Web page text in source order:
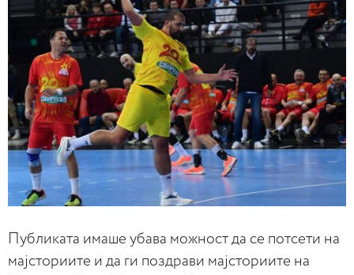
Публиката имаше убава можност да се потсети на
мајсториите и да ги поздрави мајсториите на